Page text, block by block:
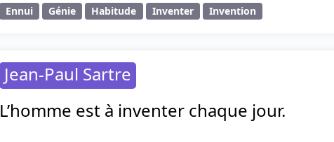
Ennui Génie Habitude Inventer Invention
Jean-Paul Sartre
L’homme est à inventer chaque jour.